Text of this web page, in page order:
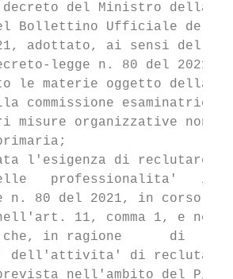
del Ministro della
Bollettino Ufficiale del
adottato, ai sensi
legge n. 80 del 2021,
le materie oggetto della
commissione
organizzative non
l'esigenza di reclutare
professionalita'
n. 80 del 2021, in corso
11, comma 1, e
in ragione      di
dell'attivita' di
nell'ambito del